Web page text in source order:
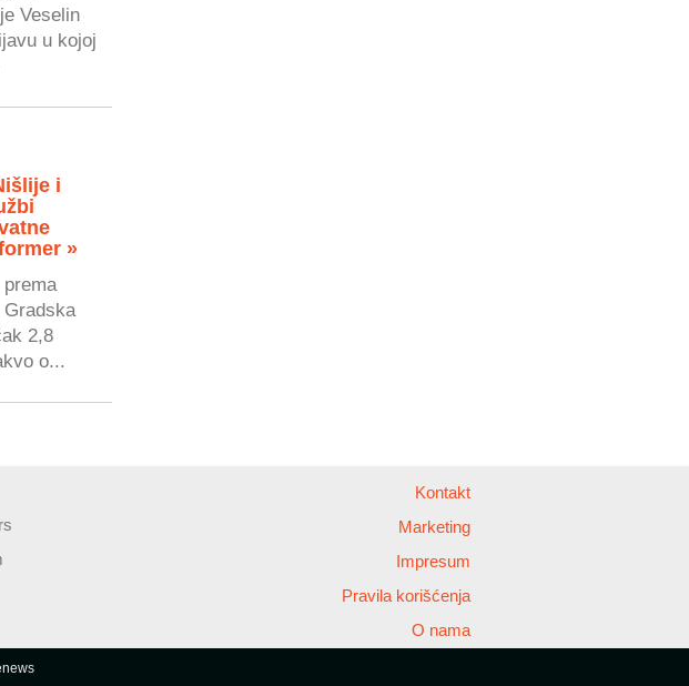
Veselin
u kojoj
i
»
prema
2,8
o...
Kontakt
Marketing
Impresum
Pravila korišćenja
O nama